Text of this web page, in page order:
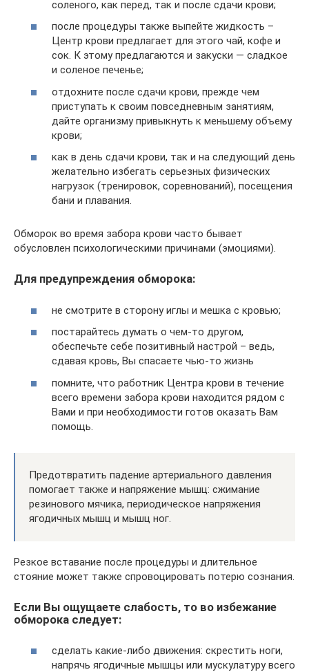
соленого, как перед, так и после сдачи крови;
после процедуры также выпейте жидкость –
Центр крови предлагает для этого чай, кофе и
сок. К этому предлагаются и закуски — сладкое
и соленое печенье;
отдохните после сдачи крови, прежде чем
приступать к своим повседневным занятиям,
дайте организму привыкнуть к меньшему объему
крови;
как в день сдачи крови, так и на следующий день
желательно избегать серьезных физических
нагрузок (тренировок, соревнований), посещения
бани и плавания.
Обморок во время забора крови часто бывает
обусловлен психологическими причинами (эмоциями).
Для предупреждения обморока:
не смотрите в сторону иглы и мешка с кровью;
постарайтесь думать о чем-то другом,
обеспечьте себе позитивный настрой – ведь,
сдавая кровь, Вы спасаете чью-то жизнь
помните, что работник Центра крови в течение
всего времени забора крови находится рядом с
Вами и при необходимости готов оказать Вам
помощь.
Предотвратить падение артериального давления
помогает также и напряжение мышц: сжимание
резинового мячика, периодическое напряжения
ягодичных мышц и мышц ног.
Резкое вставание после процедуры и длительное
стояние может также спровоцировать потерю сознания.
Если Вы ощущаете слабость, то во избежание
обморока следует:
сделать какие-либо движения: скрестить ноги,
напрячь ягодичные мышцы или мускулатуру всего